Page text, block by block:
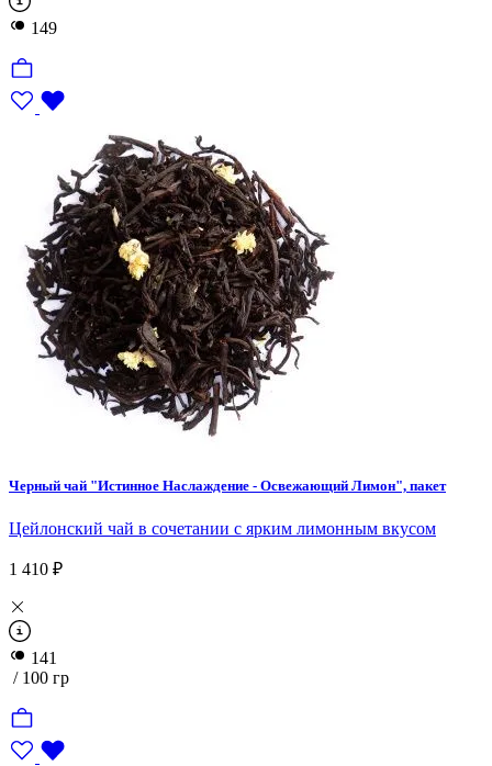
Древесные
Цветочные
Пирогенные
Десертные
149
Черный чай "Истинное Наслаждение - Освежающий Лимон", пакет
Цейлонский чай в сочетании с ярким лимонным вкусом
1 410 ₽
141
/ 100 гр